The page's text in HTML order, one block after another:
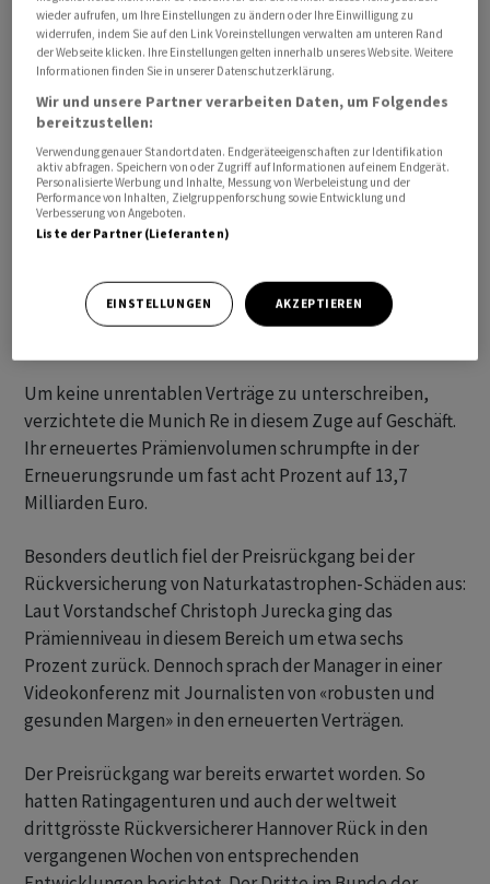
herausgerechnet.
Um keine unrentablen Verträge zu unterschreiben,
verzichtete die Munich Re in diesem Zuge auf Geschäft.
Ihr erneuertes Prämienvolumen schrumpfte in der
Erneuerungsrunde um fast acht Prozent auf 13,7
Milliarden Euro.
Besonders deutlich fiel der Preisrückgang bei der
Rückversicherung von Naturkatastrophen-Schäden aus:
Laut Vorstandschef Christoph Jurecka ging das
Prämienniveau in diesem Bereich um etwa sechs
Prozent zurück. Dennoch sprach der Manager in einer
Videokonferenz mit Journalisten von «robusten und
gesunden Margen» in den erneuerten Verträgen.
Der Preisrückgang war bereits erwartet worden. So
hatten Ratingagenturen und auch der weltweit
drittgrösste Rückversicherer Hannover Rück in den
vergangenen Wochen von entsprechenden
wieder aufrufen, um Ihre Einstellungen zu ändern oder Ihre Einwilligung zu
widerrufen, indem Sie auf den Link Voreinstellungen verwalten am unteren Rand
der Webseite klicken. Ihre Einstellungen gelten innerhalb unseres Website. Weitere
Informationen finden Sie in unserer Datenschutzerklärung.
Wir und unsere Partner verarbeiten Daten, um Folgendes
bereitzustellen:
Verwendung genauer Standortdaten. Endgeräteeigenschaften zur Identifikation
aktiv abfragen. Speichern von oder Zugriff auf Informationen auf einem Endgerät.
Personalisierte Werbung und Inhalte, Messung von Werbeleistung und der
Performance von Inhalten, Zielgruppenforschung sowie Entwicklung und
Verbesserung von Angeboten.
Liste der Partner (Lieferanten)
EINSTELLUNGEN AKZEPTIEREN